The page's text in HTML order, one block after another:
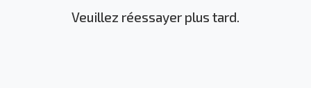
Veuillez réessayer plus tard.